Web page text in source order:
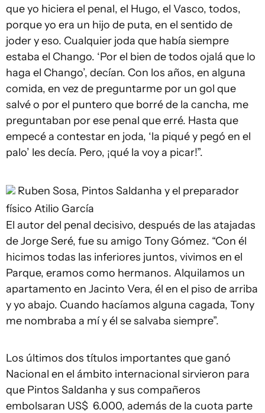
que yo hiciera el penal, el Hugo, el Vasco, todos,
porque yo era un hijo de puta, en el sentido de
joder y eso. Cualquier joda que había siempre
estaba el Chango. ‘Por el bien de todos ojalá que lo
haga el Chango’, decían. Con los años, en alguna
comida, en vez de preguntarme por un gol que
salvé o por el puntero que borré de la cancha, me
preguntaban por ese penal que erré. Hasta que
empecé a contestar en joda, ‘la piqué y pegó en el
palo’ les decía. Pero, ¡qué la voy a picar!”.
Ruben Sosa, Pintos Saldanha y el preparador
físico Atilio García
El autor del penal decisivo, después de las atajadas
de Jorge Seré, fue su amigo Tony Gómez. “Con él
hicimos todas las inferiores juntos, vivimos en el
Parque, eramos como hermanos. Alquilamos un
apartamento en Jacinto Vera, él en el piso de arriba
y yo abajo. Cuando hacíamos alguna cagada, Tony
me nombraba a mí y él se salvaba siempre”.
Los últimos dos títulos importantes que ganó
Nacional en el ámbito internacional sirvieron para
que Pintos Saldanha y sus compañeros
embolsaran US$ 6.000, además de la cuota parte